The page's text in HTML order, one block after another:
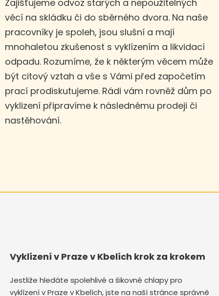
Zajišťujeme odvoz starých a nepoužitelných
věcí na skládku či do sběrného dvora. Na naše
pracovníky je spoleh, jsou slušní a mají
mnohaletou zkušenost s vyklízením a likvidací
odpadu. Rozumíme, že k některým věcem může
být citový vztah a vše s Vámi před započetím
prací prodiskutujeme. Rádi vám rovněž dům po
vyklizení připravíme k následnému prodeji či
nastěhování.
Vyklízení v Praze v Kbelích krok za krokem
Jestliže hledáte spolehlivé a šikovné chlapy pro
vyklízení v Praze v Kbelích, jste na naší stránce správně